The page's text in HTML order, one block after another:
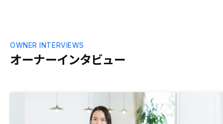
オーナーインタビュー
OWNER INTERVIEWS